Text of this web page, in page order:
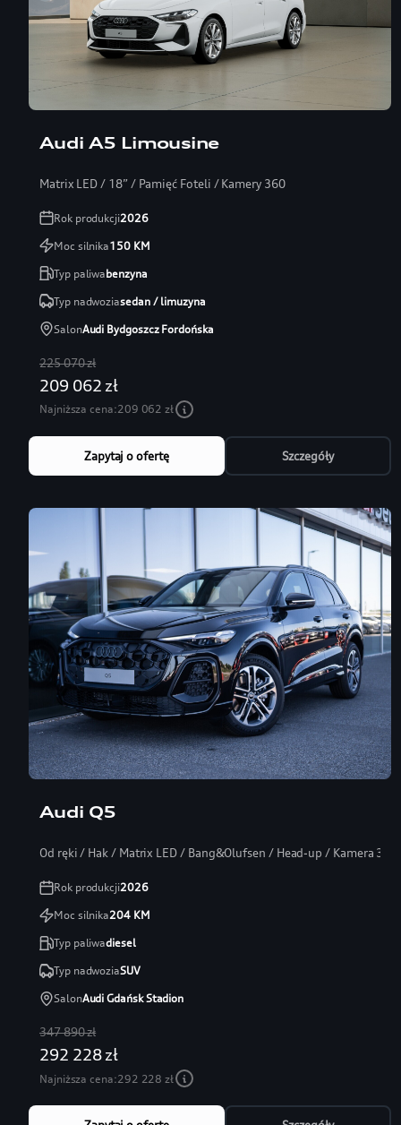
Audi A5 Limousine
Matrix LED / 18” / Pamięć Foteli / Kamery 360
Rok produkcji2026
Moc silnika150KM
Typ paliwabenzyna
Typ nadwoziasedan / limuzyna
SalonAudi Bydgoszcz Fordońska
225 070 zł
209 062 zł
Najniższa cena:209 062 zł
Zapytaj o ofertę Szczegóły
Audi Q5
Od ręki / Hak / Matrix LED / Bang&Olufsen / Head-up / Kamera 360
Rok produkcji2026
Moc silnika204KM
Typ paliwadiesel
Typ nadwoziaSUV
SalonAudi Gdańsk Stadion
347 890 zł
292 228 zł
Najniższa cena:292 228 zł